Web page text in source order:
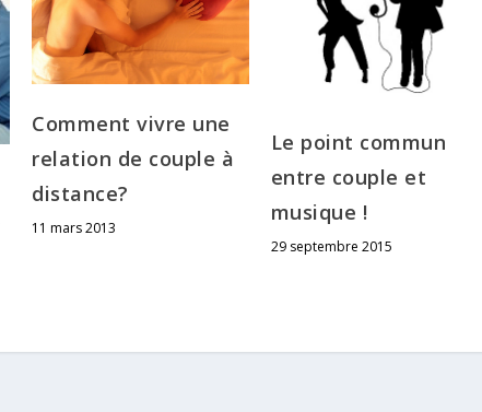
Comment vivre une
relation de couple à
distance?
11 mars 2013
Le point commun
entre couple et
musique !
29 septembre 2015